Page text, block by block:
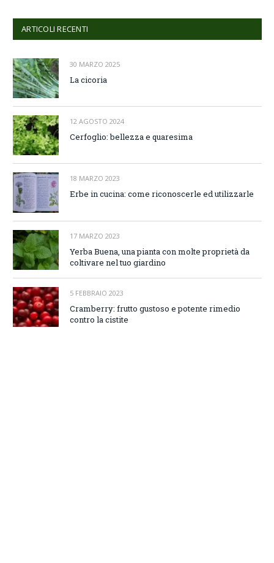
ARTICOLI RECENTI
30 MARZO 2025
La cicoria
12 AGOSTO 2024
Cerfoglio: bellezza e quaresima
18 MARZO 2023
Erbe in cucina: come riconoscerle ed utilizzarle
17 MARZO 2023
Yerba Buena, una pianta con molte proprietà da
coltivare nel tuo giardino
5 FEBBRAIO 2023
Cramberry: frutto gustoso e potente rimedio
contro la cistite